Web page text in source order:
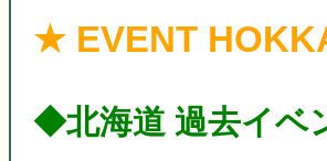
★ EVENT
◆北海道 過去イベ